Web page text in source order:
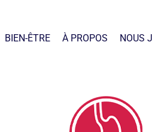
BIEN-ÊTRE À PROPOS NOUS